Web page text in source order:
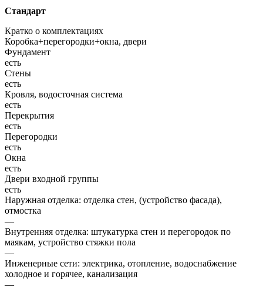
Стандарт
Кратко о комплектациях
Коробка+перегородки+окна, двери
Фундамент
есть
Стены
есть
Кровля, водосточная система
есть
Перекрытия
есть
Перегородки
есть
Окна
есть
Двери входной группы
есть
Наружная отделка: отделка стен, (устройство фасада),
отмостка
—
Внутренняя отделка: штукатурка стен и перегородок по
маякам, устройство стяжки пола
—
Инженерные сети: электрика, отопление, водоснабжение
холодное и горячее, канализация
—